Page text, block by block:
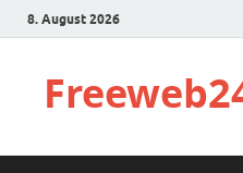
8. August 2026